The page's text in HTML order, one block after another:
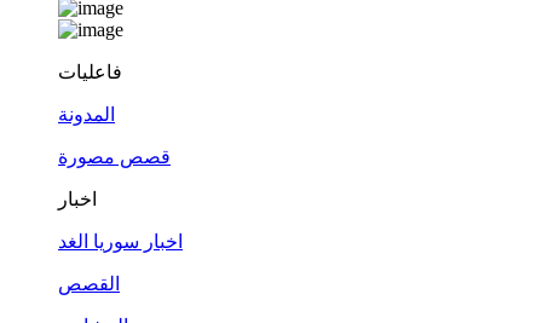
فاعليات
المدونة
قصص مصورة
اخبار
اخبار سوريا الغد
القصص